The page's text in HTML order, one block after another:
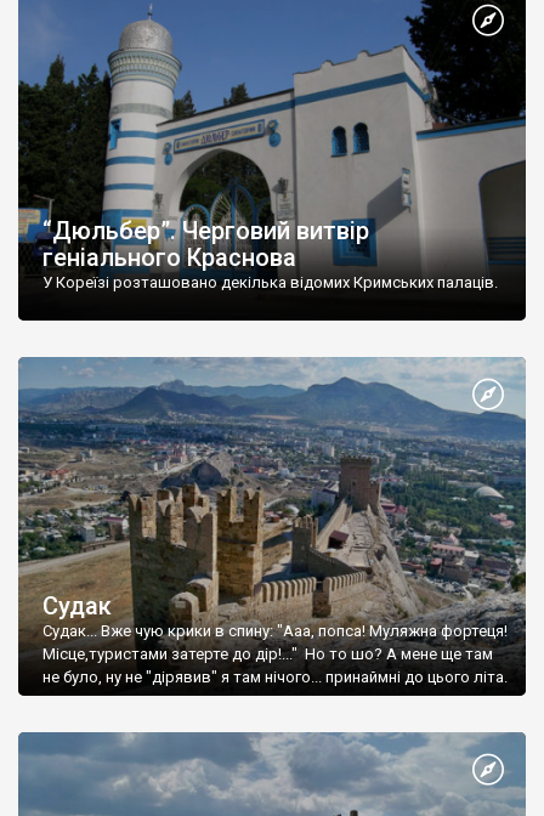
“Дюльбер”. Черговий витвір
геніального Краснова
У Кореїзі розташовано декілька відомих Кримських палаців.
Судак
Судак... Вже чую крики в спину: "Ааа, попса! Муляжна фортеця!
Місце,туристами затерте до дір!..." Но то шо? А мене ще там
не було, ну не "дірявив" я там нічого... принаймні до цього літа.